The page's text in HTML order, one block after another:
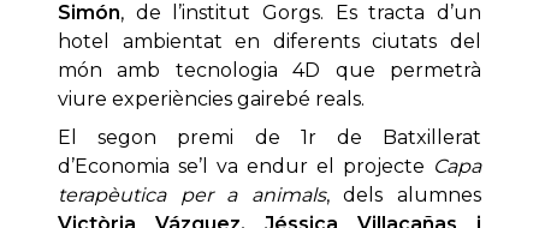
Simón, de l’institut Gorgs. Es tracta d’un
hotel ambientat en diferents ciutats del
món amb tecnologia 4D que permetrà
viure experiències gairebé reals.
El segon premi de 1r de Batxillerat
d’Economia se’l va endur el projecte Capa
terapèutica per a animals, dels alumnes